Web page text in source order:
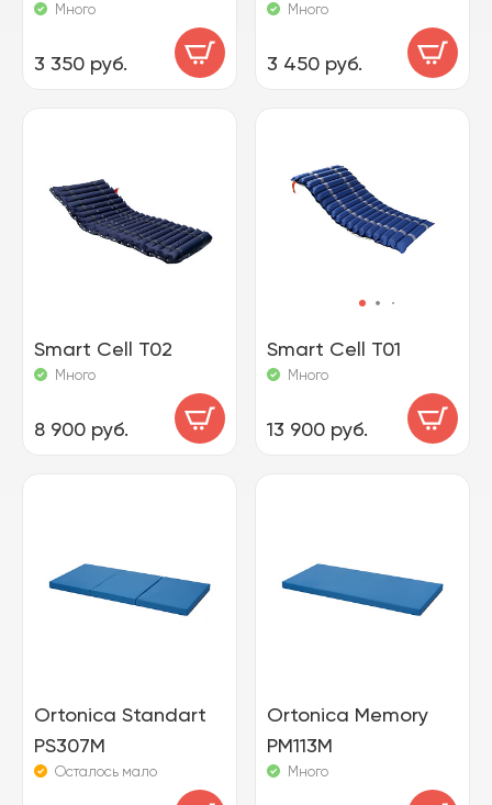
Много
3 350 руб.
Много
3 450 руб.
Smart Cell T02
Много
8 900 руб.
Smart Cell T01
Много
13 900 руб.
Ortonica Standart
PS307M
Осталось мало
Ortonica Memory
PM113M
Много